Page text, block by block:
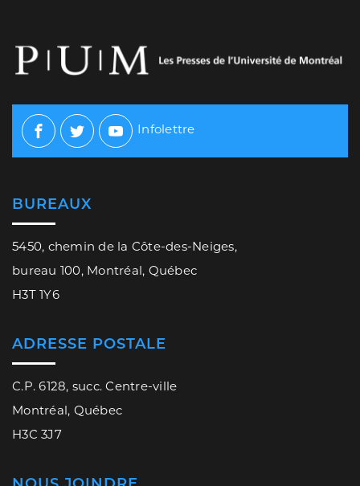
Facebook
TwitterYoutube
Infolettre
BUREAUX
5450, chemin de la Côte-des-Neiges,
bureau 100, Montréal, Québec
H3T 1Y6
ADRESSE POSTALE
C.P. 6128, succ. Centre-ville
Montréal, Québec
H3C 3J7